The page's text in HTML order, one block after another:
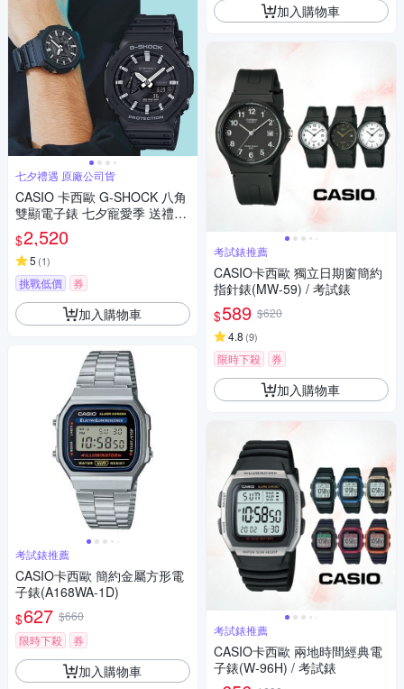
七夕禮遇 原廠公司貨
CASIO 卡西歐 G-SHOCK 八角
雙顯電子錶 七夕寵愛季 送禮推
薦 GA-2100-1A
$2,520
5 (1)
挑戰低價 券
加入購物車
考試錶推薦
CASIO卡西歐 簡約金屬方形電
子錶(A168WA-1D)
$627 $660
限時下殺
券
加入購物車
加入購物車
考試錶推薦
CASIO卡西歐 獨立日期窗簡約
指針錶(MW-59) / 考試錶
$589 $620
4.8 (9)
限時下殺 券
加入購物車
考試錶推薦
CASIO卡西歐 兩地時間經典電
子錶(W-96H) / 考試錶